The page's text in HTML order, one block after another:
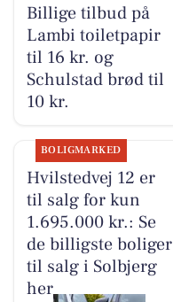
Billige tilbud på
Lambi toiletpapir
til 16 kr. og
Schulstad brød til
10 kr.
BOLIGMARKED
Hvilstedvej 12 er
til salg for kun
1.695.000 kr.: Se
de billigste boliger
til salg i Solbjerg
her